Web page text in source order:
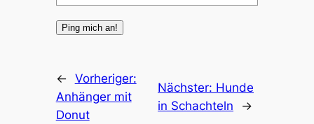
← Vorheriger:
Anhänger mit
Donut
Nächster: Hunde
in Schachteln
→